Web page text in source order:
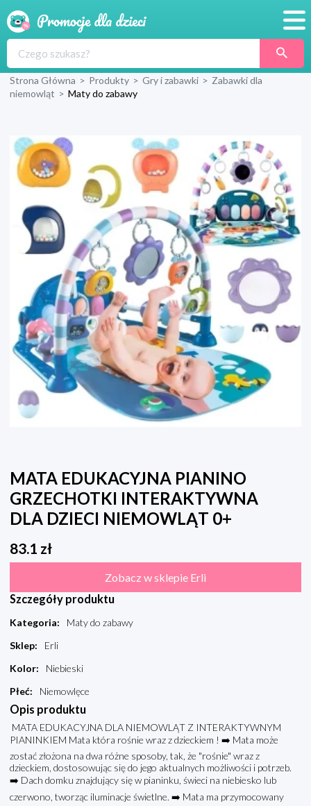
Produkty
Blog
Wyprawka
Strona Główna > Produkty > Gry i zabawki > Zabawki dla
niemowląt > Maty do zabawy
MATA EDUKACYJNA PIANINO
GRZECHOTKI INTERAKTYWNA
DLA DZIECI NIEMOWLĄT 0+
83.1 zł
Zobacz w sklepie Erli
Szczegóły produktu
Kategoria:
Maty do zabawy
Sklep:
Erli
Kolor:
Niebieski
Płeć: Niemowlęce
Opis produktu
MATA EDUKACYJNA DLA NIEMOWLĄT Z INTERAKTYWNYM
PIANINKIEM Mata która rośnie wraz z dzieckiem ! ➡️ Mata może
zostać złożona na dwa różne sposoby, tak, że "rośnie" wraz z
dzieckiem, dostosowując się do jego aktualnych możliwości i potrzeb.
➡️ Dach domku znajdujący się w pianinku, świeci na niebiesko lub
czerwono, tworząc iluminacje świetlne. ➡️ Mata ma przymocowany